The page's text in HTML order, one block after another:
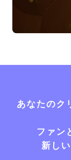
あなたのク
ファン
新し